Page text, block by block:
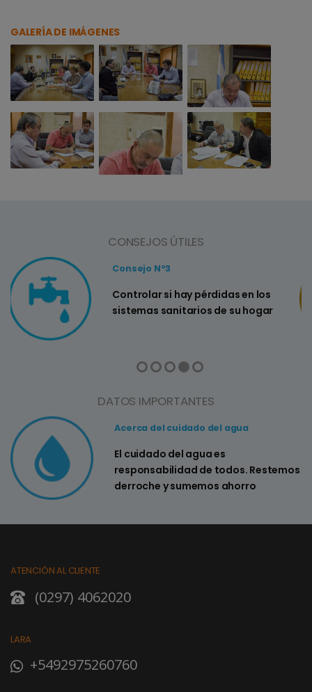
GALERÍA DE IMÁGENES
CONSEJOS ÚTILES
Nº3
si hay pérdidas en los
sanitarios de su hogar
Si lavás
balde
DATOS IMPORTANTES
Acerca del cuidado del agua
El cuidado del agua es
responsabilidad de todos. Restemos
derroche y sumemos ahorro
ATENCIÓN AL CLIENTE
(0297) 4062020
LARA
+5492975260760